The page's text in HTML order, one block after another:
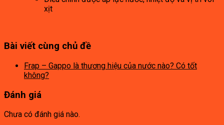
xịt
Bài viết cùng chủ đề
Frap – Gappo là thương hiệu của nước nào? Có tốt
không?
Đánh giá
Chưa có đánh giá nào.